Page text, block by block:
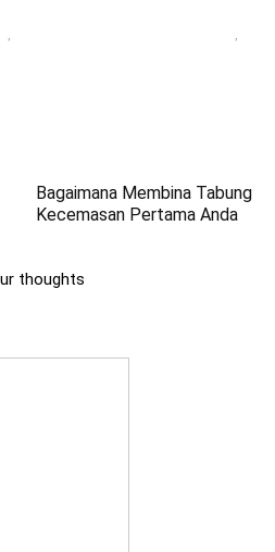
Bagaimana Membina Tabung
Kecemasan Pertama Anda
thoughts